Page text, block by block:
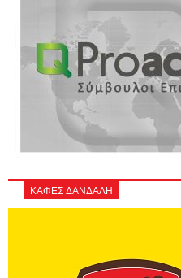
ΚΑΦΕΣ ΔΑΝΔΑΛΗ